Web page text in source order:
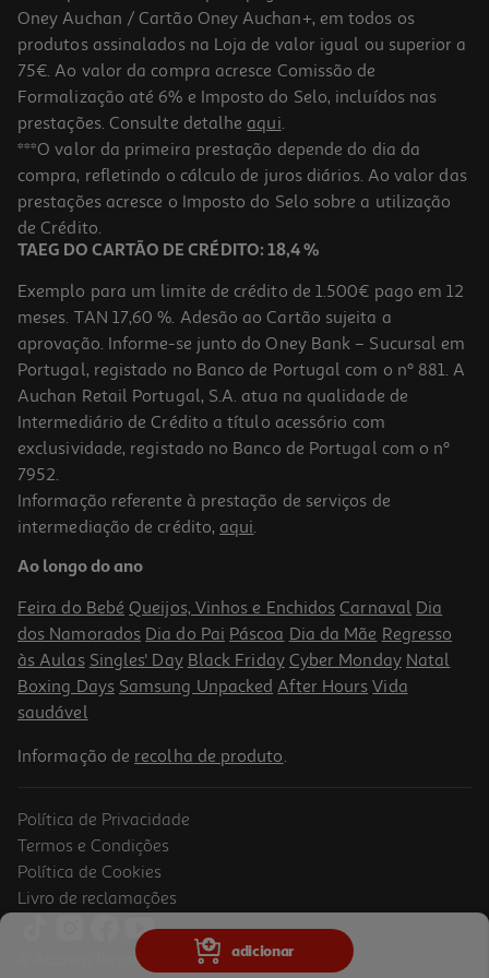
adicionar
Mini Forno Beltax 58l 2000w
149.99 €/un
149,99 €
Forno Elétrico Com Convecção Beltax Beo2148w Branco 48 L 1800
139.99 €/un
139,99 €
Mini Forno Flama 1538fl 2000w 45l
Oney Auchan / Cartão Oney Auchan+, em todos os
produtos assinalados na Loja de valor igual ou superior a
75€. Ao valor da compra acresce Comissão de
Formalização até 6% e Imposto do Selo, incluídos nas
prestações. Consulte detalhe aqui.
***O valor da primeira prestação depende do dia da
compra, refletindo o cálculo de juros diários. Ao valor das
prestações acresce o Imposto do Selo sobre a utilização
de Crédito.
TAEG DO CARTÃO DE CRÉDITO: 18,4 %
Exemplo para um limite de crédito de 1.500€ pago em 12
meses. TAN 17,60 %. Adesão ao Cartão sujeita a
aprovação. Informe-se junto do Oney Bank – Sucursal em
Portugal, registado no Banco de Portugal com o nº 881. A
Auchan Retail Portugal, S.A. atua na qualidade de
Intermediário de Crédito a título acessório com
exclusividade, registado no Banco de Portugal com o nº
7952.
Informação referente à prestação de serviços de
intermediação de crédito, aqui.
Ao longo do ano
Feira do Bebé Queijos, Vinhos e Enchidos Carnaval Dia
dos Namorados Dia do Pai Páscoa Dia da Mãe Regresso
às Aulas Singles' Day Black Friday Cyber Monday Natal
Boxing Days Samsung Unpacked After Hours Vida
saudável
Informação de recolha de produto.
Política de Privacidade
Termos e Condições
Política de Cookies
Livro de reclamações
© Auchan Retail Portugal